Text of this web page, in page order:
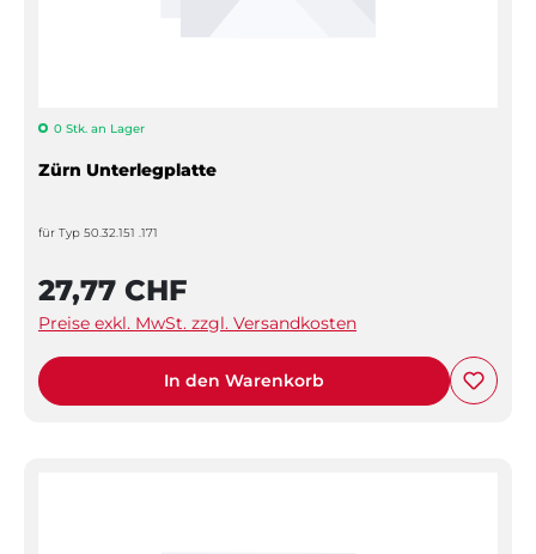
0 Stk. an Lager
Zürn Unterlegplatte
für Typ 50.32.151 .171
27,77 CHF
Preise exkl. MwSt. zzgl. Versandkosten
In den Warenkorb